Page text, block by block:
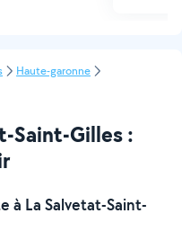
Haute-garonne
Saint-Gilles :
à La Salvetat-Saint-